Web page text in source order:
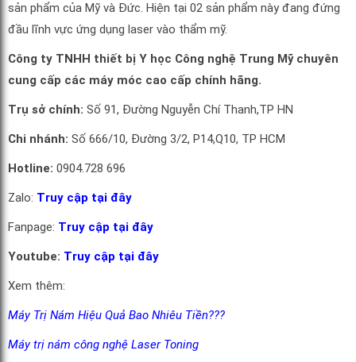
sản phẩm của Mỹ và Đức. Hiện tại 02 sản phẩm này đang đứng
đầu lĩnh vực ứng dụng laser vào thẩm mỹ.
Công ty TNHH thiết bị Y học Công nghệ Trung Mỹ chuyên
cung cấp các máy móc cao cấp chính hãng.
Trụ sở chính: Số 91, Đường Nguyễn Chí Thanh,TP HN
Chi nhánh: Số 666/10, Đường 3/2, P14,Q10, TP HCM
Hotline: 0904.728 696
Zalo: Truy cập tại đây
Fanpage: Truy cập tại đây
Youtube: Truy cập tại đây
Xem thêm:
Máy Trị Nám Hiệu Quả Bao Nhiêu Tiền???
Máy trị nám công nghệ Laser Toning